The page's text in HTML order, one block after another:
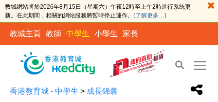
教城網站將於2026年8月15日（星期六）午夜12時至上午2時進行系統更
新。在此期間，相關的網站服務將暫時停止運作。 (了解更多…)
教城主頁 教師 中學生 小學生 家長
香港教育城 - 中學生 > 成長錦囊